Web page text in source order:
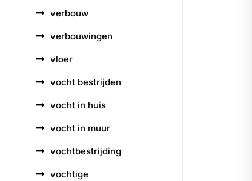
verbouw
verbouwingen
vloer
vocht bestrijden
vocht in huis
vocht in muur
vochtbestrijding
vochtige